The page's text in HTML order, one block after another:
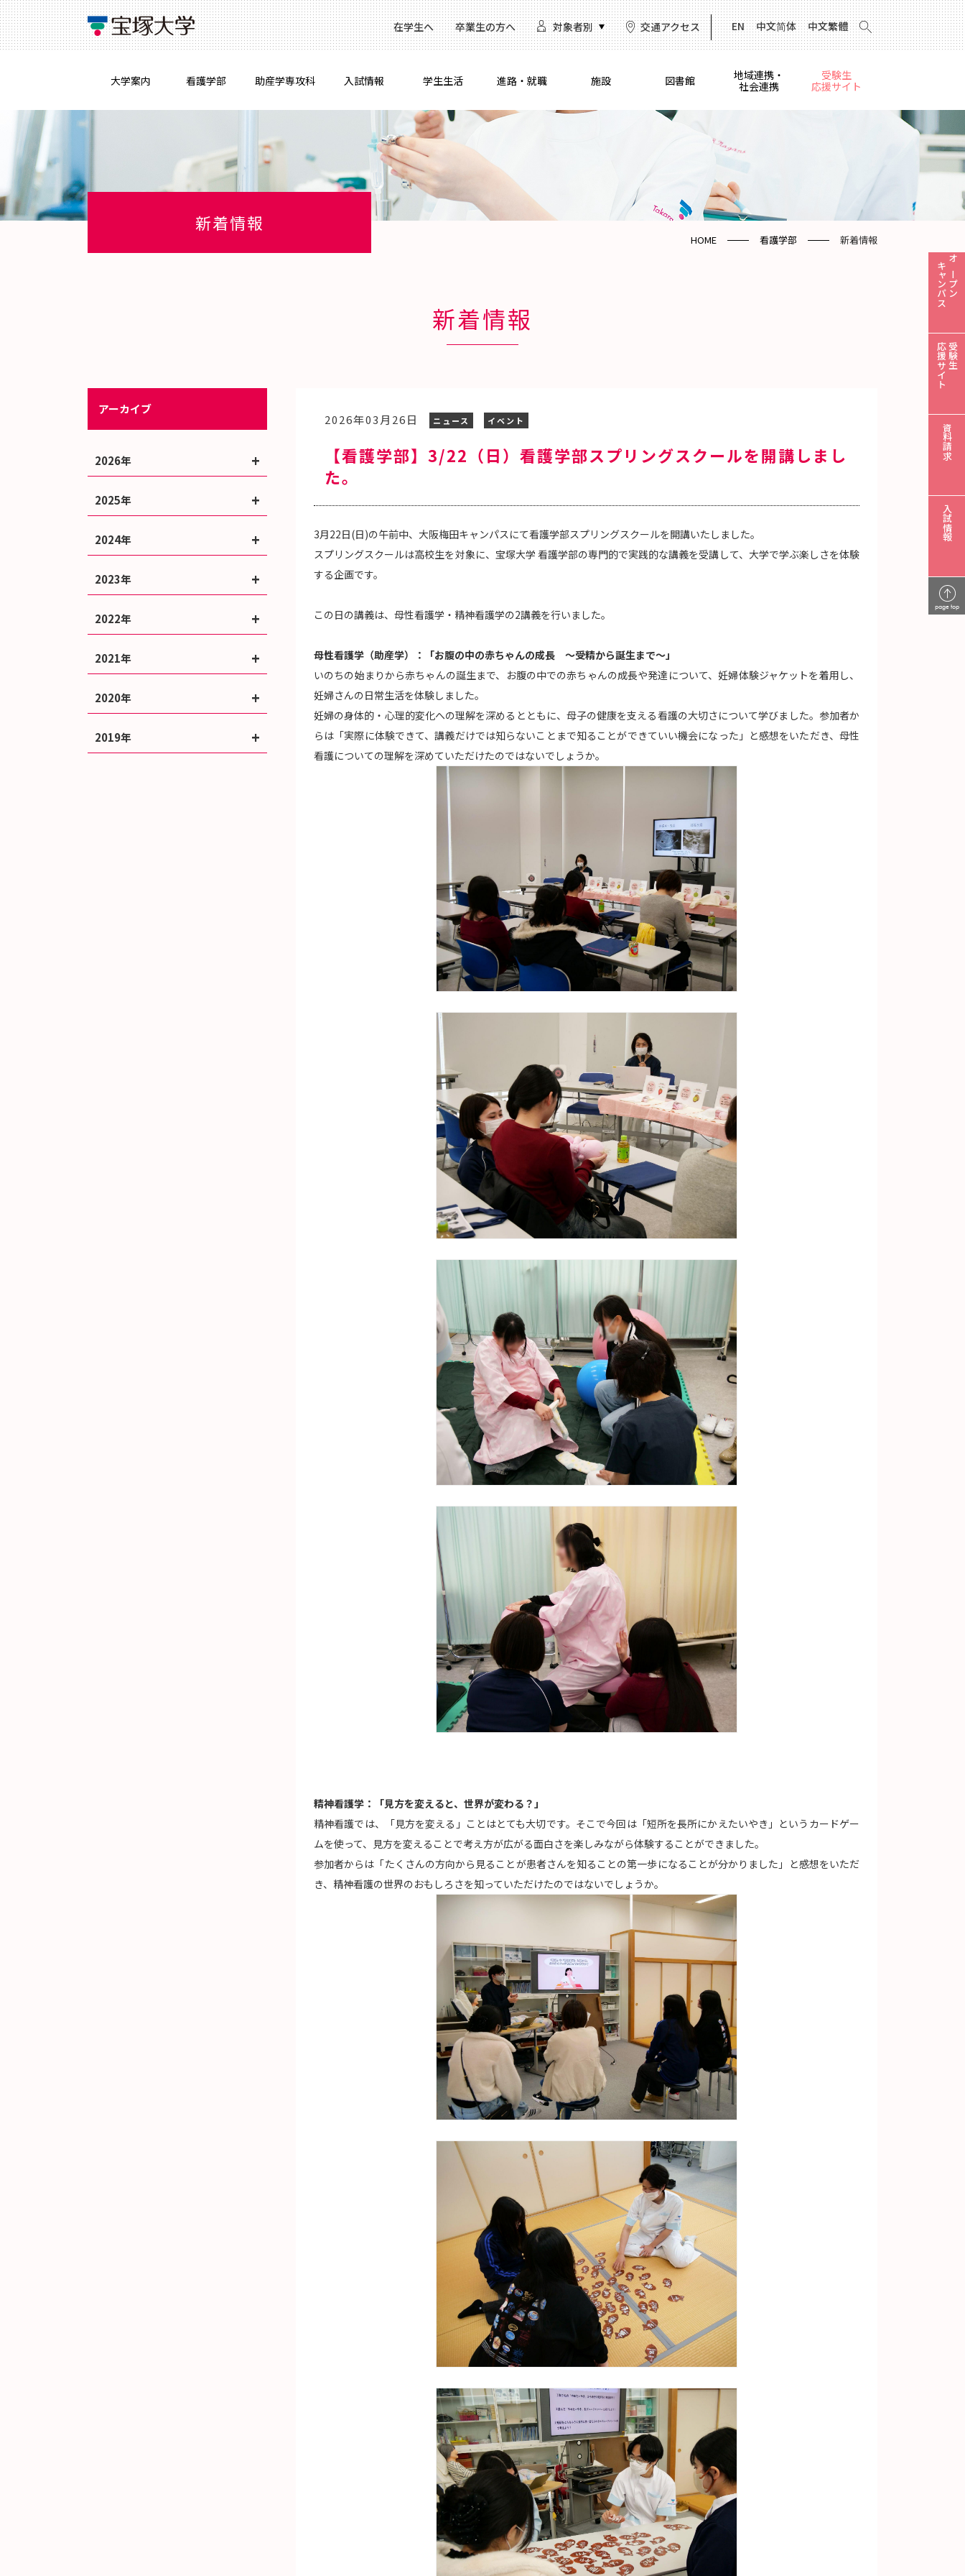
在学生へ 卒業生の方へ 対象者別 交通アクセス EN 中文简体 中文繁體
大学案内 看護学部 助産学専攻科 入試情報 学生生活 進路・就職 施設 図書館
地域連携・
社会連携
受験生
応援サイト
オープン
キャンパス
受験生
応援サイト
資料請求
入試情報
page top
新着情報
HOME 看護学部 新着情報
新着情報
2026年03月26日 ニュース イベント
【看護学部】3/22（日）看護学部スプリングスクールを開講しまし
た。
3月22日(日)の午前中、大阪梅田キャンパスにて看護学部スプリングスクールを開講いたしました。
スプリングスクールは高校生を対象に、宝塚大学 看護学部の専門的で実践的な講義を受講して、大学で学ぶ楽しさを体験
する企画です。
この日の講義は、母性看護学・精神看護学の2講義を行いました。
母性看護学（助産学）：「お腹の中の赤ちゃんの成長 ～受精から誕生まで～」
いのちの始まりから赤ちゃんの誕生まで、お腹の中での赤ちゃんの成長や発達について、妊婦体験ジャケットを着用し、
妊婦さんの日常生活を体験しました。
妊婦の身体的・心理的変化への理解を深めるとともに、母子の健康を支える看護の大切さについて学びました。参加者か
らは「実際に体験できて、講義だけでは知らないことまで知ることができていい機会になった」と感想をいただき、母性
看護についての理解を深めていただけたのではないでしょうか。
精神看護学：「見方を変えると、世界が変わる？」
精神看護では、「見方を変える」ことはとても大切です。そこで今回は「短所を長所にかえたいやき」というカードゲー
ムを使って、見方を変えることで考え方が広がる面白さを楽しみながら体験することができました。
参加者からは「たくさんの方向から見ることが患者さんを知ることの第一歩になることが分かりました」と感想をいただ
き、精神看護の世界のおもしろさを知っていただけたのではないでしょうか。
アーカイブ
2026年
2025年
2024年
2023年
2022年
2021年
2020年
2019年